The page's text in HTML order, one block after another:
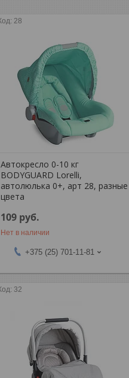
28
Автокресло 0-10 кг
BODYGUARD Lorelli,
автолюлька 0+, арт 28, разные
цвета
109 руб.
Нет в наличии
+375 (25) 701-11-81
32